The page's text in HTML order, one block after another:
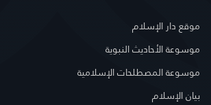
موقع دار الإسلام
موسوعة الأحاديث النبوية
موسوعة المصطلحات الإسلامية
بيان الإسلام